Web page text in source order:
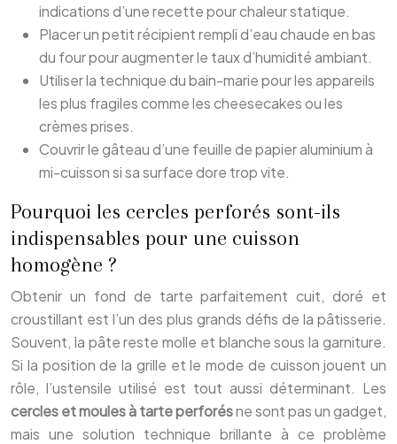
indications d’une recette pour chaleur statique.
Placer un petit récipient rempli d’eau chaude en bas
du four pour augmenter le taux d’humidité ambiant.
Utiliser la technique du bain-marie pour les appareils
les plus fragiles comme les cheesecakes ou les
crèmes prises.
Couvrir le gâteau d’une feuille de papier aluminium à
mi-cuisson si sa surface dore trop vite.
Pourquoi les cercles perforés sont-ils
indispensables pour une cuisson
homogène ?
Obtenir un fond de tarte parfaitement cuit, doré et
croustillant est l’un des plus grands défis de la pâtisserie.
Souvent, la pâte reste molle et blanche sous la garniture.
Si la position de la grille et le mode de cuisson jouent un
rôle, l’ustensile utilisé est tout aussi déterminant. Les
cercles et moules à tarte perforésne sont pas un gadget,
mais une solution technique brillante à ce problème